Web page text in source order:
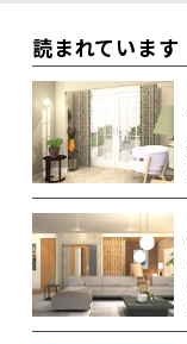
読まれています